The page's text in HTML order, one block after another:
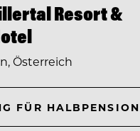
Resort &
Österreich
FÜR HALBPENSION